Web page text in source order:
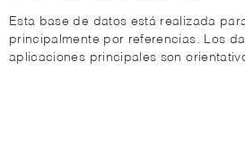
Esta base de datos está realizada
principalmente por referencias. Los
aplicaciones principales son